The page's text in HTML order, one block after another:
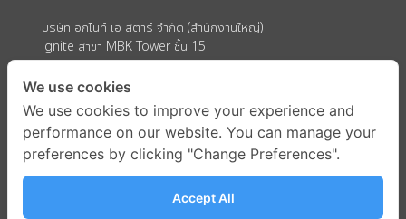
บริษัท อิกไนท์ เอ สตาร์ จำกัด (สำนักงานใหญ่)
ignite สาขา MBK Tower ชั้น 15
ถนนพญาไท แขวงวังใหม่ เขตปทุมวัน กรุงเทพมหานคร 10330
We use cookies
We use cookies to improve your experience and
performance on our website. You can manage your
preferences by clicking "Change Preferences".
Accept All